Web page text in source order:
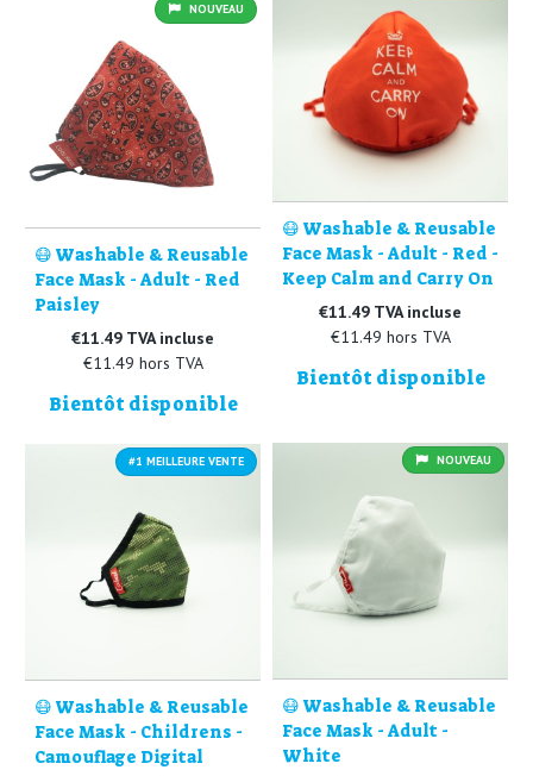
😷 Washable & Reusable
Face Mask - Adult - Red -
Keep Calm and Carry On
€11.49 TVA incluse
€11.49 hors TVA
Bientôt disponible
NOUVEAU
😷 Washable & Reusable
Face Mask - Adult - Red
Paisley
€11.49 TVA incluse
€11.49 hors TVA
Bientôt disponible
NOUVEAU
😷 Washable & Reusable
Face Mask - Adult -
White
#1 MEILLEURE VENTE
😷 Washable & Reusable
Face Mask - Childrens -
Camouflage Digital